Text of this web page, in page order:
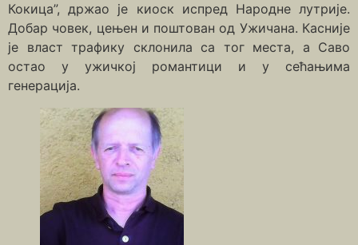
Кокица”, држао је киоск испред Народне лутрије.
Добар човек, цењен и поштован од Ужичана. Касније
је власт трафику склонила са тог места, а Саво
остао у ужичкој романтици и у сећањима
генерација.